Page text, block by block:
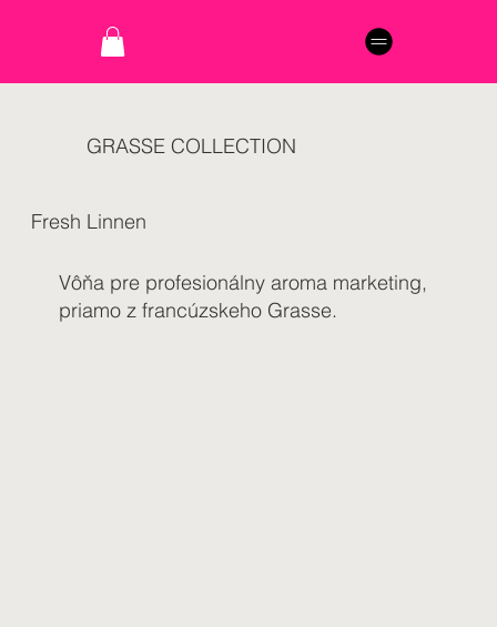
Vôňa pre profesionálny aroma marketing,
priamo z francúzskeho Grasse.
Fresh Linnen
GRASSE COLLECTION